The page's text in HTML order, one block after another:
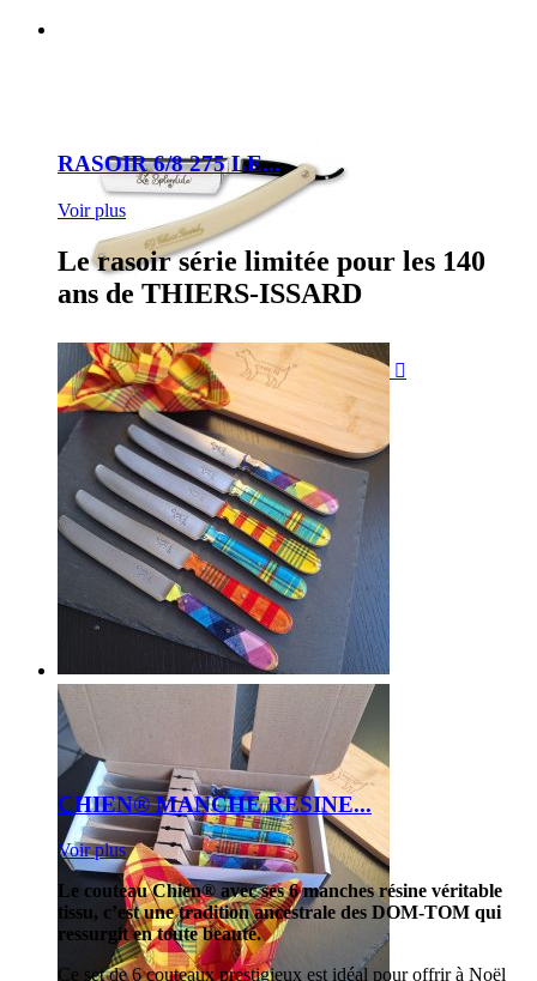

RASOIR 6/8 275 LE...
Voir plus
Le rasoir série limitée pour les 140
ans de THIERS-ISSARD
CHIEN® MANCHE RESINE...
Voir plus
Le couteau Chien® avec ses 6 manches résine véritable
tissu, c’est une tradition ancestrale des DOM-TOM qui
ressurgit en toute beauté.
Ce set de 6 couteaux prestigieux est idéal pour offrir à Noël